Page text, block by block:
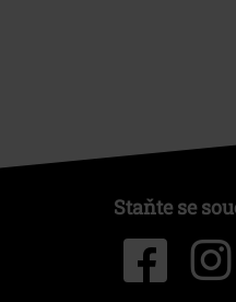
Staňte se